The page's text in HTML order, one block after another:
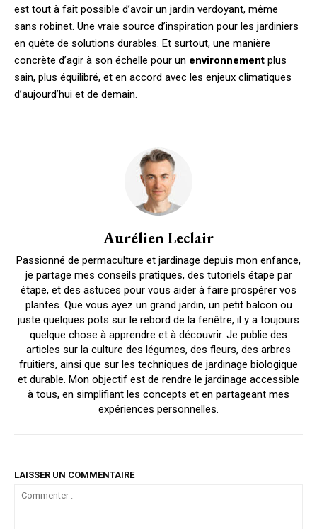
est tout à fait possible d’avoir un jardin verdoyant, même
sans robinet. Une vraie source d’inspiration pour les jardiniers
en quête de solutions durables. Et surtout, une manière
concrète d’agir à son échelle pour un environnement plus
sain, plus équilibré, et en accord avec les enjeux climatiques
d’aujourd’hui et de demain.
Aurélien Leclair
Passionné de permaculture et jardinage depuis mon enfance,
je partage mes conseils pratiques, des tutoriels étape par
étape, et des astuces pour vous aider à faire prospérer vos
plantes. Que vous ayez un grand jardin, un petit balcon ou
juste quelques pots sur le rebord de la fenêtre, il y a toujours
quelque chose à apprendre et à découvrir. Je publie des
articles sur la culture des légumes, des fleurs, des arbres
fruitiers, ainsi que sur les techniques de jardinage biologique
et durable. Mon objectif est de rendre le jardinage accessible
à tous, en simplifiant les concepts et en partageant mes
expériences personnelles.
LAISSER UN COMMENTAIRE